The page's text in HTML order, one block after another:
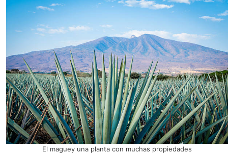
El maguey una planta con muchas propiedades